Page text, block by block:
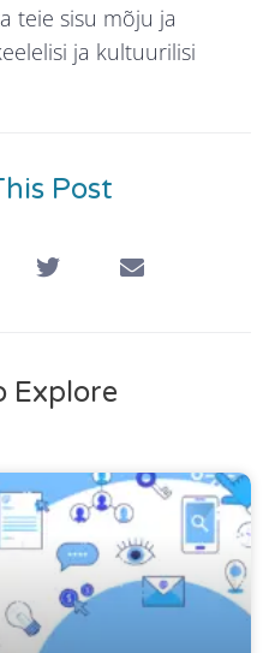
teie sisu mõju ja
ja kultuurilisi
Post
Explore